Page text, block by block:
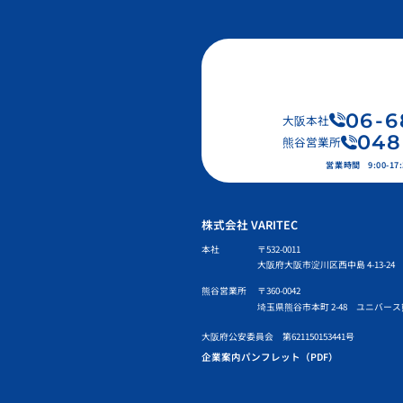
大阪本社 06-
熊谷営業所
営業時間 9:00-
株式会社 VARITEC
本社
〒532-0011
大阪府大阪市淀川区西中島 4-13-24
熊谷営業所
〒360-0042
埼玉県熊谷市本町 2-48 ユニバース
大阪府公安委員会 第621150153441号
企業案内パンフレット（PDF）